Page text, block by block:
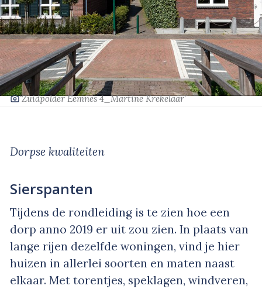
‘Zuidpolder Eemnes 4_Martine Krekelaar’
Dorpse kwaliteiten
Sierspanten
Tijdens de rondleiding is te zien hoe een
dorp anno 2019 er uit zou zien. In plaats van
lange rijen dezelfde woningen, vind je hier
huizen in allerlei soorten en maten naast
elkaar. Met torentjes, speklagen, windveren,